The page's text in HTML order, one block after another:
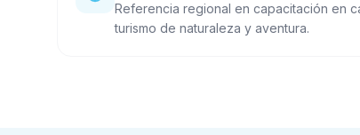
Referencia regional en capacitación en
turismo de naturaleza y aventura.